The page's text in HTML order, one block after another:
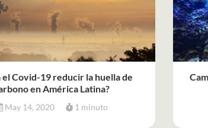
el Covid-19 reducir la huella de
en América Latina?
May 14, 2020 1 minuto